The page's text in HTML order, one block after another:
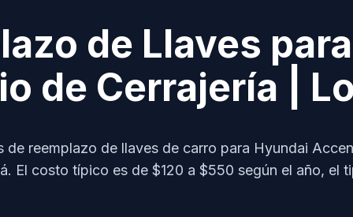
de Llaves
de Cerrajería |
de reemplazo de llaves de carro para Hyundai
El costo típico es de $120 a $550 según el año, el